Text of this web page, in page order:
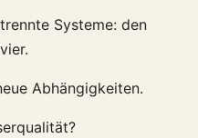
Systeme: den
Abhängigkeiten.